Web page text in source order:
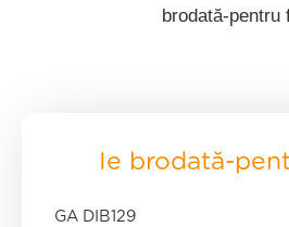
brodată-pentru
Ie brodată-
GA DIB129